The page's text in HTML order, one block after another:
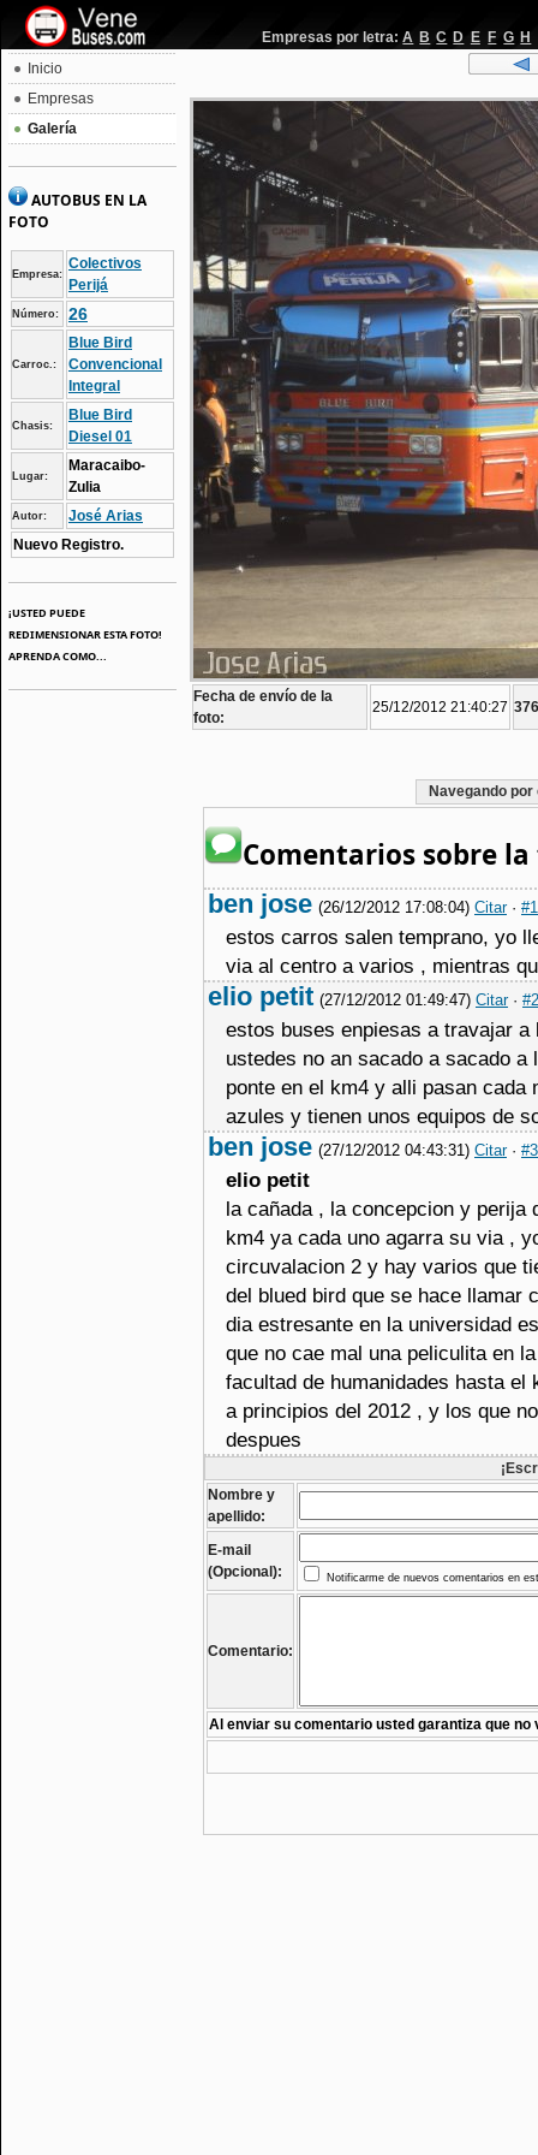
Empresas por letra: A B C D E F G H
Inicio
Empresas
Galería
AUTOBUS EN LA
FOTO
Empresa:
Colectivos
Perijá
Número: 26
Carroc.:
Blue Bird
Convencional
Integral
Chasis:
Blue Bird
Diesel 01
Lugar:
Maracaibo-
Zulia
Autor:
José Arias
Nuevo Registro.
¡USTED PUEDE
REDIMENSIONAR ESTA FOTO!
APRENDA COMO...
Fecha de envío de la
foto:
25/12/2012 21:40:27
Navegando
Comentarios sobre
ben jose (26/12/2012 17:08:04) Citar· #1
estos carros salen temprano, yo
via al centro a varios , mientras
elio petit (27/12/2012 01:49:47) Citar· #2
estos buses enpiesas a travajar
ustedes no an sacado a sacado
ponte en el km4 y alli pasan
azules y tienen unos equipos de
ben jose (27/12/2012 04:43:31) Citar· #3
elio petit
la cañada , la concepcion y
km4 ya cada uno agarra su via ,
circuvalacion 2 y hay varios que
del blued bird que se hace llamar
dia estresante en la universidad
que no cae mal una peliculita en
facultad de humanidades hasta
a principios del 2012 , y los que
despues
Nombre y
apellido:
E-mail
(Opcional):
Notificarme de nuevos comentarios en
Comentario:
Al enviar su comentario usted garantiza que no